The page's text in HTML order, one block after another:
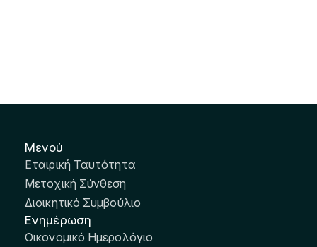
Μενού
Εταιρική Ταυτότητα
Μετοχική Σύνθεση
Διοικητικό Συμβούλιο
Ενημέρωση
Οικονομικό Ημερολόγιο